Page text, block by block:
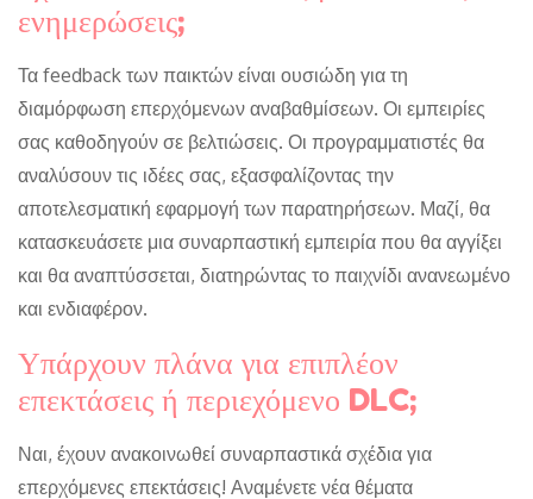
ενημερώσεις;
Τα feedback των παικτών είναι ουσιώδη για τη
διαμόρφωση επερχόμενων αναβαθμίσεων. Οι εμπειρίες
σας καθοδηγούν σε βελτιώσεις. Οι προγραμματιστές θα
αναλύσουν τις ιδέες σας, εξασφαλίζοντας την
αποτελεσματική εφαρμογή των παρατηρήσεων. Μαζί, θα
κατασκευάσετε μια συναρπαστική εμπειρία που θα αγγίξει
και θα αναπτύσσεται, διατηρώντας το παιχνίδι ανανεωμένο
και ενδιαφέρον.
Υπάρχουν πλάνα για επιπλέον
επεκτάσεις ή περιεχόμενο DLC;
Ναι, έχουν ανακοινωθεί συναρπαστικά σχέδια για
επερχόμενες επεκτάσεις! Αναμένετε νέα θέματα